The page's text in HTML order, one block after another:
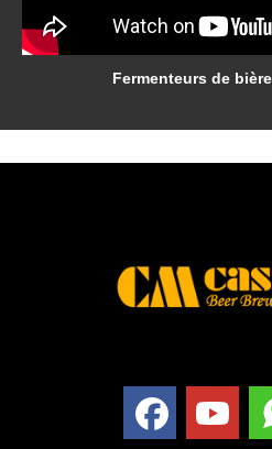
Fermenteurs de